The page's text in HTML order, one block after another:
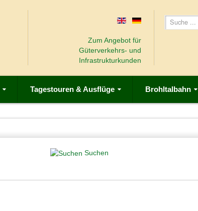
Zum Angebot für
Güterverkehrs- und
Infrastrukturkunden
Tagestouren & Ausflüge Brohltalbahn
Suchen